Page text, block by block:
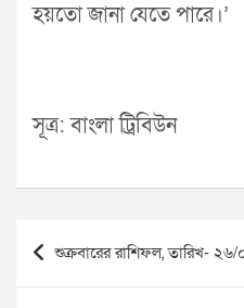
হয়তো জানা যেতে পারে।’
সূত্র: বাংলা ট্রিবিউন
Post
navigation
শুক্রবারের রাশিফল, তারিখ-